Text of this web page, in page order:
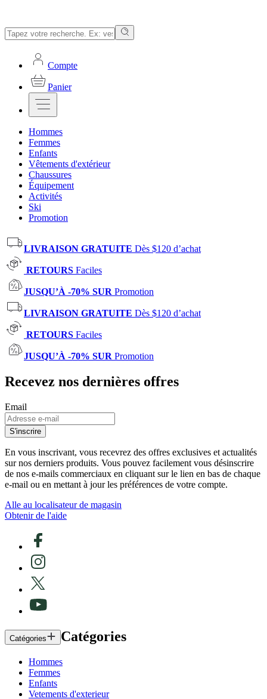
Compte
Panier
Hommes
Femmes
Enfants
Vêtements d'extérieur
Chaussures
Équipement
Activités
Ski
Promotion
LIVRAISON GRATUITE Dès $120 d’achat
RETOURS Faciles
JUSQU’À -70% SUR Promotion
LIVRAISON GRATUITE Dès $120 d’achat
RETOURS Faciles
JUSQU’À -70% SUR Promotion
Recevez nos dernières offres
Email
S'inscrire
En vous inscrivant, vous recevrez des offres exclusives et actualités
sur nos derniers produits. Vous pouvez facilement vous désinscrire
de nos e-mails commerciaux en cliquant sur le lien en bas de chaque
e-mail ou en mettant à jour les préférences de votre compte.
Alle au localisateur de magasin
Obtenir de l'aide
Catégories Catégories
Hommes
Femmes
Enfants
Vetements d'exterieur